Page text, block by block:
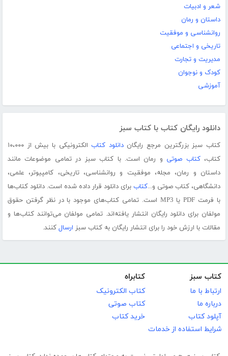
شعر و ادبیات
داستان و رمان
روانشناسی و موفقیت
تاریخی و اجتماعی
مدیریت و تجارت
کودک و نوجوان
آموزشی
دانلود رایگان کتاب با کتاب سبز
کتاب سبز بزرگترین مرجع رایگاندانلود کتاب
الکترونیکی با بیش از ۱۰،۰۰۰
کتاب،کتاب صوتی و رمان است. با کتاب سبز در تمامی موضوعات مانند
داستان و رمان، مجله، موفقیت و روانشناسی، تاریخی، کامپیوتر، علمی،
دانشگاهی، کتاب صوتی و...کتاب برای دانلود قرار داده شده است. دانلود کتاب‌ها
با فرمت PDF یا MP3 است. تمامی کتاب‌های موجود با در نظر گرفتن حقوق
مولفان برای دانلود رایگان انتشار یافته‌اند. تمامی مولفان می‌توانند کتاب‌ها و
مقالات با ارزش خود را برای انتشار رایگان به کتاب سبز ارسال کنند.
کتاب سبز
ارتباط با ما
درباره ما
آپلود کتاب
شرایط استفاده از خدمات
کتابراه
کتاب الکترونیک
کتاب صوتی
خرید کتاب